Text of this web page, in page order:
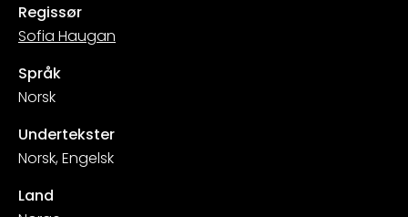
Regissør
Sofia Haugan
Språk
Norsk
Undertekster
Norsk, Engelsk
Land